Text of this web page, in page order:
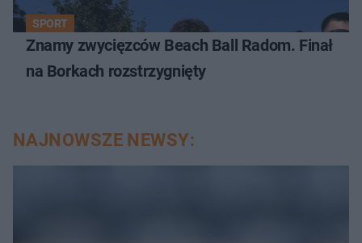
SPORT
Znamy zwycięzców Beach Ball Radom. Finał
na Borkach rozstrzygnięty
NAJNOWSZE NEWSY: